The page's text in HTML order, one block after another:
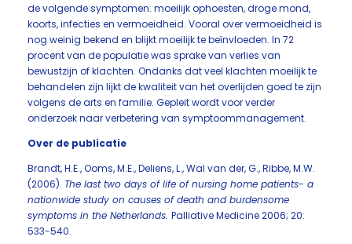
de volgende symptomen: moeilijk ophoesten, droge mond,
koorts, infecties en vermoeidheid. Vooral over vermoeidheid is
nog weinig bekend en blijkt moeilijk te beïnvloeden. In 72
procent van de populatie was sprake van verlies van
bewustzijn of klachten. Ondanks dat veel klachten moeilijk te
behandelen zijn lijkt de kwaliteit van het overlijden goed te zijn
volgens de arts en familie. Gepleit wordt voor verder
onderzoek naar verbetering van symptoommanagement.
Over de publicatie
Brandt, H.E., Ooms, M.E., Deliens, L., Wal van der, G., Ribbe, M.W.
(2006). The last two days of life of nursing home patients- a
nationwide study on causes of death and burdensome
symptoms in the Netherlands. Palliative Medicine 2006; 20:
533-540.